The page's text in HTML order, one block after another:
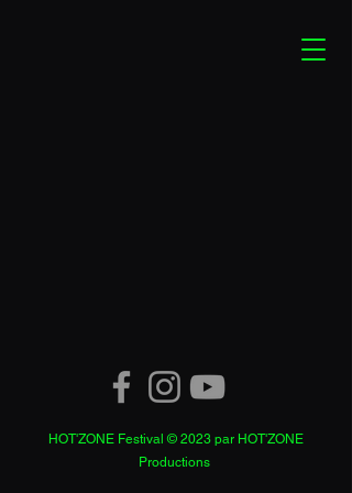
HOT'ZONE Festival © 2023 par HOT'ZONE
Productions